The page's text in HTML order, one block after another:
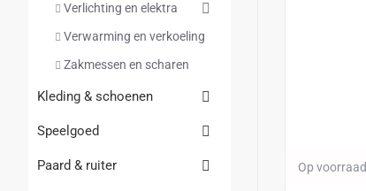
Verlichting en elektra
Verwarming en verkoeling
Zakmessen en scharen
Kleding & schoenen
Speelgoed
Paard & ruiter Op voorraad